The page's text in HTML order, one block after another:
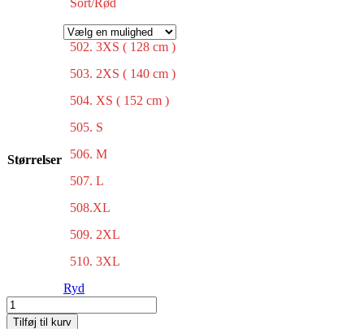
Størrelser
502. 3XS ( 128 cm )
503. 2XS ( 140 cm )
504. XS ( 152 cm )
505. S
506. M
507. L
508.XL
509. 2XL
510. 3XL
Ryd
Regnjakke
antal
Tilføj til kurv